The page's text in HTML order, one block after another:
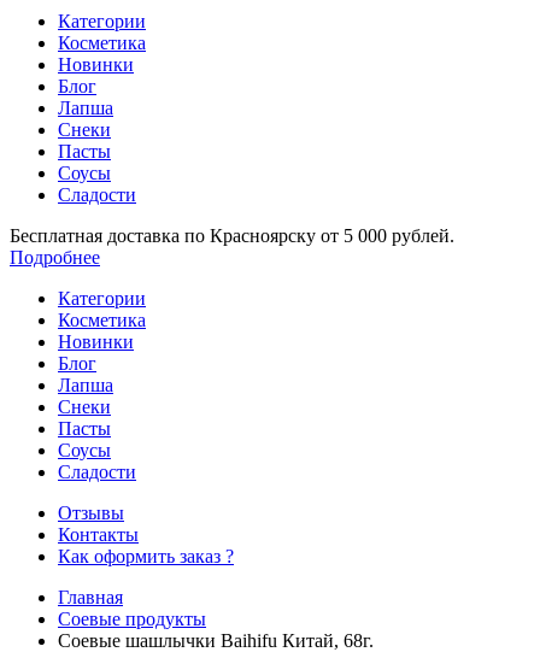
Категории
Косметика
Новинки
Блог
Лапша
Снеки
Пасты
Соусы
Сладости
Бесплатная доставка по Красноярску от 5 000 рублей.
Подробнее
Категории
Косметика
Новинки
Блог
Лапша
Снеки
Пасты
Соусы
Сладости
Отзывы
Контакты
Как оформить заказ ?
Главная
Соевые продукты
Соевые шашлычки Baihifu Китай, 68г.